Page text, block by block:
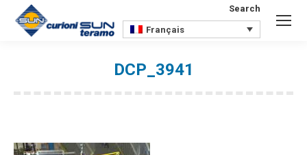
Search:
Search
Français
DCP_3941